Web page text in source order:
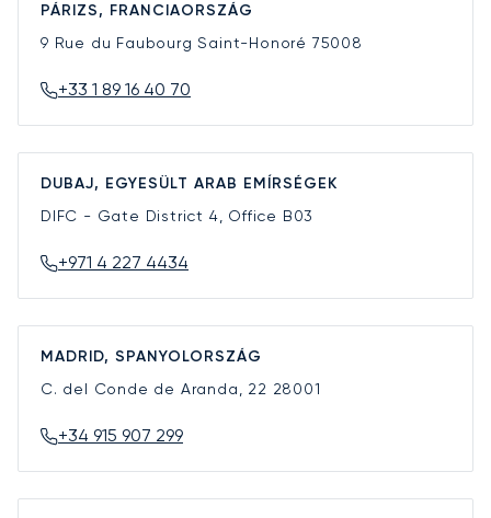
PÁRIZS, FRANCIAORSZÁG
9 Rue du Faubourg Saint-Honoré 75008
+33 1 89 16 40 70
DUBAJ, EGYESÜLT ARAB EMÍRSÉGEK
DIFC - Gate District 4, Office B03
+971 4 227 4434
MADRID, SPANYOLORSZÁG
C. del Conde de Aranda, 22 28001
+34 915 907 299